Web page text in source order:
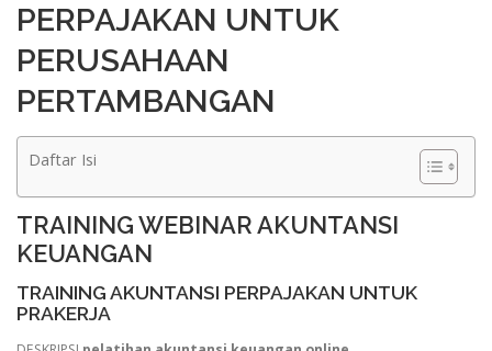
PERPAJAKAN UNTUK
PERUSAHAAN
PERTAMBANGAN
Daftar Isi
TRAINING WEBINAR AKUNTANSI
KEUANGAN
TRAINING AKUNTANSI PERPAJAKAN UNTUK
PRAKERJA